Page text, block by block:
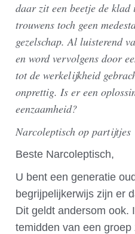
daar zit een beetje de
trouwens toch geen
gezelschap. Al luisterend
en word vervolgens door
tot de werkelijkheid
onprettig. Is er een
eenzaamheid?
Narcoleptisch op partijtjes
Beste Narcoleptisch,
U bent een generatie
begrijpelijkerwijs zijn er
Dit geldt andersom ook.
temidden van een